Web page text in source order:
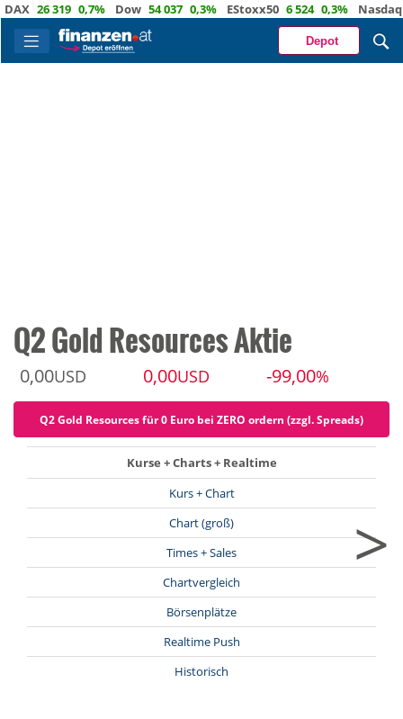
26 319 0,7% Dow 54 037 0,3% EStoxx50 6 524 0,3% Nasdaq 29
Depot
Q2 Gold Resources Aktie
0,00USD 0,00USD -99,00%
Q2 Gold Resources für 0 Euro bei ZERO ordern (zzgl. Spreads)
Kurse + Charts + Realtime
Kurs + Chart
Chart (groß)
Times + Sales
Chartvergleich
Börsenplätze
Realtime Push
Historisch
>